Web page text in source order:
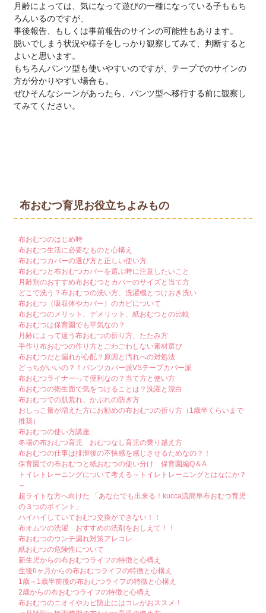
月齢によっては、気になって遊びの一種になっている子ももち
ろんいるのですが、
事後報告、もしくは事前報告のサインの可能性もあります。
脱いでしまう状況や様子をしっかり観察してみて、判断すると
よいと思います。
もちろんパンツ型も使いやすいのですが、テープでのサインの
方が分かりやすい場合も。
ぜひそんなシーンがあったら、パンツ型へ移行する前に観察し
てみてください。
布おむつ育児お役立ちよみもの
布おむつのはじめ時
布おむつ生活に必要なものと心構え
布おむつカバーの選び方と正しい使い方
布おむつと布おむつカバーを選ぶ時に注意したいこと
月齢別のおすすめ布おむつとカバーのサイズと当て方
どこで洗う？布おむつの洗い方、洗濯機とつけおき洗い
布おむつ（吸収体やカバー）のカビについて
布おむつのメリット、デメリット、紙おむつとの比較
布おむつは保育園でも平気なの？
月齢によって違う布おむつの折り方、たたみ方
手作り布おむつの作り方とごわごわしない素材選び
布おむつだと漏れが心配？原因と汚れへの対処法
どっちがいいの？！パンツカバー派VSテープカバー派
布おむつライナーって便利なの？当て方と使い方
布おむつの衛生面で気をつけることは？洗濯と漂白
布おむつでの肌荒れ、かぶれの防ぎ方
おしっこ量が増えた方にお勧めの布おむつの折り方（1歳半くらいまで
推奨）
布おむつの使い方講座
冬場の布おむつ育児 おむつなし育児の乗り越え方
布おむつの仕事は排泄後の不快感を感じさせるためなの？！
保育園での布おむつと紙おむつの使い分け 保育園編Q＆A
トイレトレーニングについて考える～トイレトレーニングとはなにか？
～
超ライトな方へ向けた 「あなたでも出来る！kucca流簡単布おむつ育児
の３つのポイント」
ハイハイしていておむつ交換ができない！！
布オムツの洗濯 おすすめの洗剤をおしえて！！
布おむつのウンチ漏れ対策アレコレ
紙おむつの危険性について
新生児からの布おむつライフの特徴と心構え
生後6ヶ月からの布おむつライフの特徴と心構え
1歳～1歳半前後の布おむつライフの特徴と心構え
2歳からの布おむつライフの特徴と心構え
布おむつのニオイやカビ防止にはコレがおススメ！